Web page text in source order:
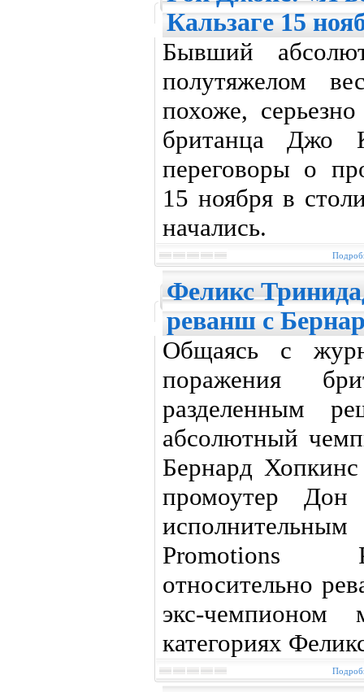
Кальзаге 15
Бывший
полутяжелом
похоже,
британца Джо
переговоры о
15 ноября в
начались.
Феликс
реванш с
Общаясь с
поражения
разделенным
абсолютный
Бернард
промоутер
Promotions
относительно
экс-
категориях